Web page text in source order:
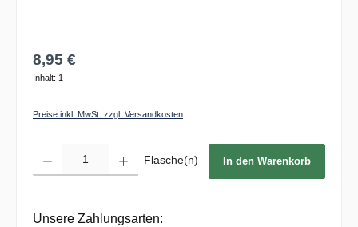
8,95 €
Inhalt: 1
Preise inkl. MwSt. zzgl. Versandkosten
Flasche(n) In den Warenkorb
Unsere Zahlungsarten: